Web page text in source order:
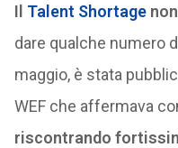
Il Talent Shortage
dare qualche numero
maggio, è stata
WEF che affermava
riscontrando